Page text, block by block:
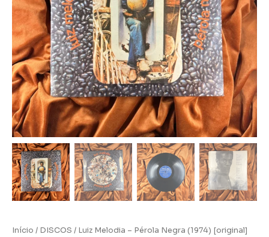
Início / DISCOS / Luiz Melodia – Pérola Negra (1974) [original]